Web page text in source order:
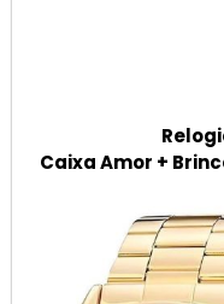
Caixa Amor +